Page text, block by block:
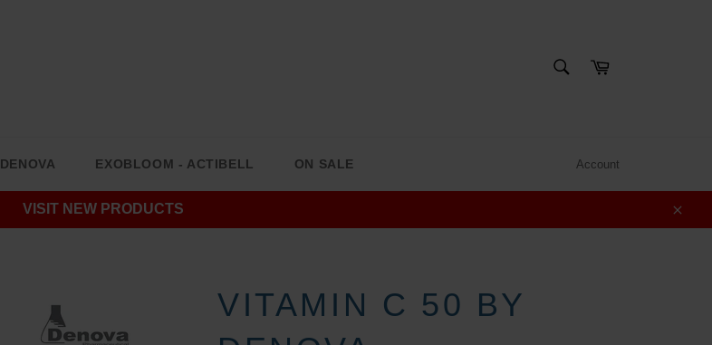
DENOVA EXOBLOOM - ACTIBELL ON SALE Account
VISIT NEW PRODUCTS
VITAMIN C 50 BY